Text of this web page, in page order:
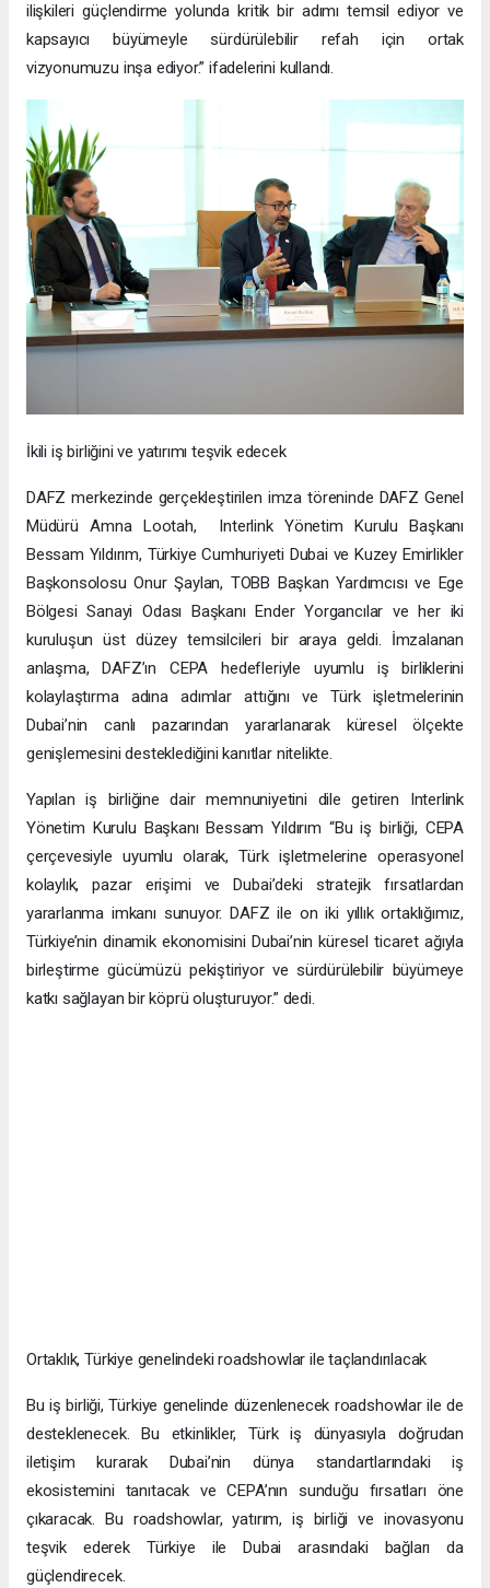
ilişkileri güçlendirme yolunda kritik bir adımı temsil ediyor ve
kapsayıcı büyümeyle sürdürülebilir refah için ortak
vizyonumuzu inşa ediyor.” ifadelerini kullandı.
İkili iş birliğini ve yatırımı teşvik edecek
DAFZ merkezinde gerçekleştirilen imza töreninde DAFZ Genel
Müdürü Amna Lootah, Interlink Yönetim Kurulu Başkanı
Bessam Yıldırım, Türkiye Cumhuriyeti Dubai ve Kuzey Emirlikler
Başkonsolosu Onur Şaylan, TOBB Başkan Yardımcısı ve Ege
Bölgesi Sanayi Odası Başkanı Ender Yorgancılar ve her iki
kuruluşun üst düzey temsilcileri bir araya geldi. İmzalanan
anlaşma, DAFZ’ın CEPA hedefleriyle uyumlu iş birliklerini
kolaylaştırma adına adımlar attığını ve Türk işletmelerinin
Dubai’nin canlı pazarından yararlanarak küresel ölçekte
genişlemesini desteklediğini kanıtlar nitelikte.
Yapılan iş birliğine dair memnuniyetini dile getiren Interlink
Yönetim Kurulu Başkanı Bessam Yıldırım “Bu iş birliği, CEPA
çerçevesiyle uyumlu olarak, Türk işletmelerine operasyonel
kolaylık, pazar erişimi ve Dubai’deki stratejik fırsatlardan
yararlanma imkanı sunuyor. DAFZ ile on iki yıllık ortaklığımız,
Türkiye’nin dinamik ekonomisini Dubai’nin küresel ticaret ağıyla
birleştirme gücümüzü pekiştiriyor ve sürdürülebilir büyümeye
katkı sağlayan bir köprü oluşturuyor.” dedi.
Ortaklık, Türkiye genelindeki roadshowlar ile taçlandırılacak
Bu iş birliği, Türkiye genelinde düzenlenecek roadshowlar ile de
desteklenecek. Bu etkinlikler, Türk iş dünyasıyla doğrudan
iletişim kurarak Dubai’nin dünya standartlarındaki iş
ekosistemini tanıtacak ve CEPA’nın sunduğu fırsatları öne
çıkaracak. Bu roadshowlar, yatırım, iş birliği ve inovasyonu
teşvik ederek Türkiye ile Dubai arasındaki bağları da
güçlendirecek.